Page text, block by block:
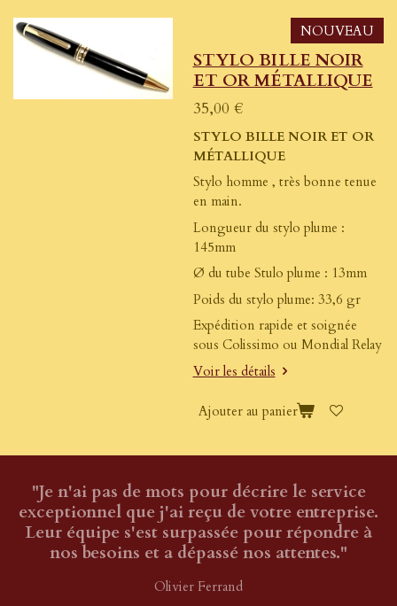
NOUVEAU
STYLO BILLE NOIR
ET OR MÉTALLIQUE
35,00 €
STYLO BILLE NOIR ET OR
MÉTALLIQUE
Stylo homme , très bonne tenue
en main.
Longueur du stylo plume :
145mm
Ø du tube Stulo plume : 13mm
Poids du stylo plume: 33,6 gr
Expédition rapide et soignée
sous Colissimo ou Mondial Relay
Voir les détails
Ajouter au panier
"Je n'ai pas de mots pour décrire le service
exceptionnel que j'ai reçu de votre entreprise.
Leur équipe s'est surpassée pour répondre à
nos besoins et a dépassé nos attentes."
Olivier Ferrand